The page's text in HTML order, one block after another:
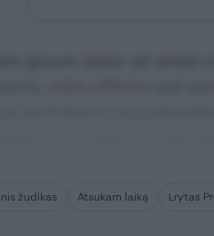
žudikas Atsukam laiką Lrytas